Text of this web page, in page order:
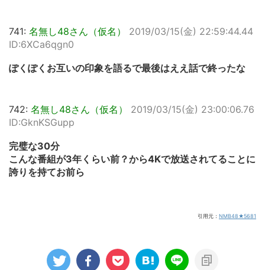
741: 名無し48さん（仮名） 2019/03/15(金) 22:59:44.44
ID:6XCa6qgn0
ぽくぽくお互いの印象を語るで最後はええ話で終ったな
742: 名無し48さん（仮名） 2019/03/15(金) 23:00:06.76
ID:GknKSGupp
完璧な30分
こんな番組が3年くらい前？から4Kで放送されてることに
誇りを持てお前ら
引用元： NMB48★5681